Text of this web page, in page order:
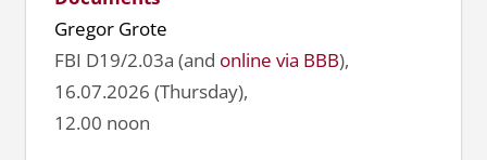
Gregor Grote
FBI D19/2.03a (and online via BBB),
16.07.2026 (Thursday),
12.00 noon